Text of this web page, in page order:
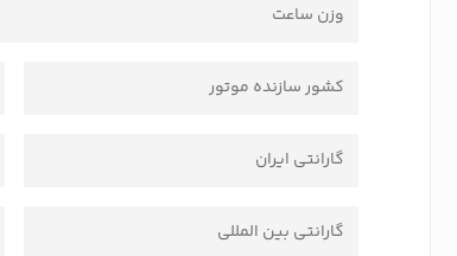
وزن ساعت
کشور سازنده موتور
گارانتی ایران
گارانتی بین المللی